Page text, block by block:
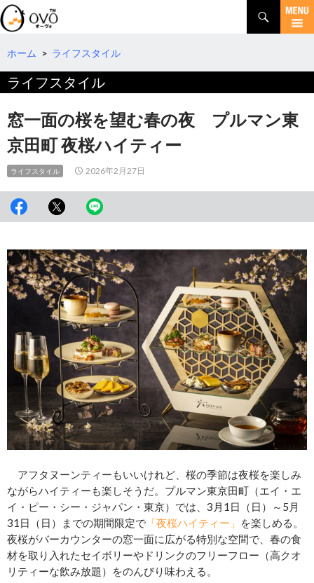
検
索
コ
テ
ツ
へ
移
動
ホーム > ライフスタイル
ライフスタイル
窓一面の桜を望む春の夜 プルマン東
京田町 夜桜ハイティー
ライフスタイル 2026年2月27日
アフタヌーンティーもいいけれど、桜の季節は夜桜を楽しみ
ながらハイティーも楽しそうだ。プルマン東京田町（エイ・エ
イ・ピー・シー・ジャパン・東京）では、3月1日（日）～5月
31日（日）までの期間限定で 「夜桜ハイティー」
を楽しめる。
夜桜がバーカウンターの窓一面に広がる特別な空間で、春の食
材を取り入れたセイボリーやドリンクのフリーフロー（高クオ
リティーな飲み放題）をのんびり味わえる。